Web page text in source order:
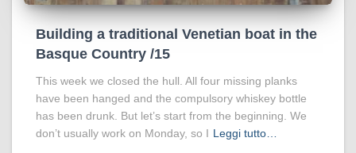
Building a traditional Venetian boat in the
Basque Country /15
This week we closed the hull. All four missing planks
have been hanged and the compulsory whiskey bottle
has been drunk. But let’s start from the beginning. We
don’t usually work on Monday, so I Leggi tutto…